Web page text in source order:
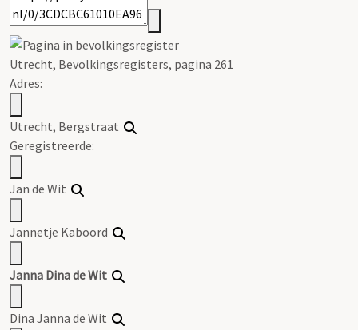
Utrecht, Bevolkingsregisters, pagina 261
Adres:
Utrecht, Bergstraat
Geregistreerde:
Jan de Wit
Jannetje Kaboord
Janna Dina de Wit
Dina Janna de Wit